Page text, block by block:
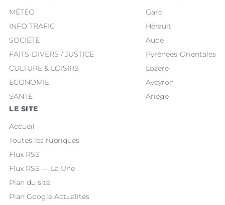
MÉTÉO
INFO TRAFIC
SOCIÉTÉ
FAITS-DIVERS / JUSTICE
CULTURE & LOISIRS
ECONOMIE
SANTÉ
Gard
Hérault
Aude
Pyrénées-Orientales
Lozère
Aveyron
Ariège
LE SITE
Accueil
Toutes les rubriques
Flux RSS
Flux RSS — La Une
Plan du site
Plan Google Actualités